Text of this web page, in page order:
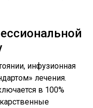
инфузионная
лечения.
в 100%